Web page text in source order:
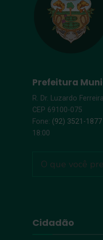
Prefeitura
R. Dr. Luzardo
CEP 69100-075
Fone: (92) 3521-1877
18:00
Cidadão